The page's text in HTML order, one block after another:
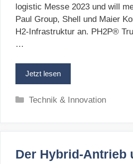
logistic Messe 2023 und will
Paul Group, Shell und Maier
H2-Infrastruktur an. PH2P®
…
Jetzt lesen
Kategorien
Technik & Innovation
Der Hybrid-Antrieb